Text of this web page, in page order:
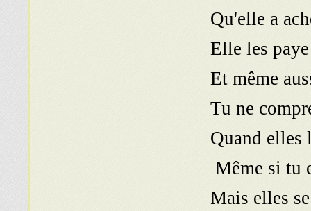
Qu'elle a
Elle les
Et même
Tu ne
Quand elles
Même si tu
Mais elles